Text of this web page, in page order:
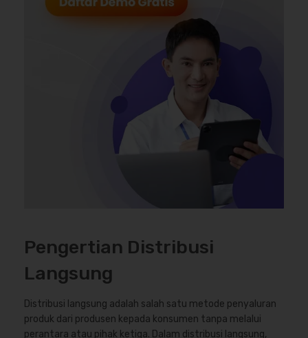
Pengertian Distribusi
Langsung
Distribusi langsung adalah salah satu metode penyaluran
produk dari produsen kepada konsumen tanpa melalui
perantara atau pihak ketiga. Dalam distribusi langsung,